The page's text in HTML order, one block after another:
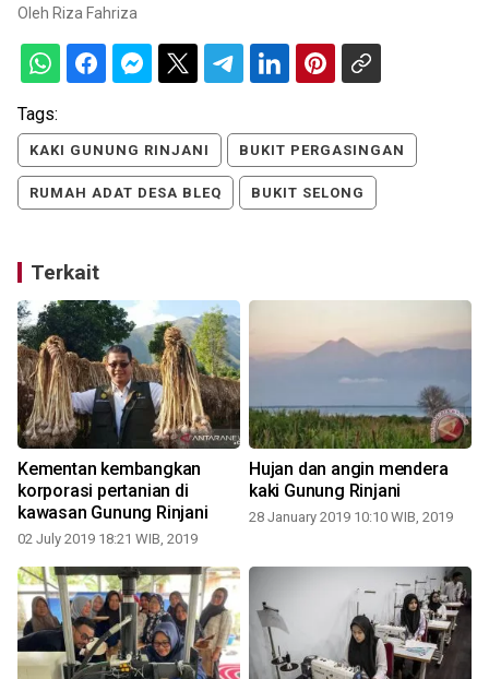
Oleh Riza Fahriza
Tags:
KAKI GUNUNG RINJANI BUKIT PERGASINGAN
RUMAH ADAT DESA BLEQ BUKIT SELONG
Terkait
Kementan kembangkan
korporasi pertanian di
kawasan Gunung Rinjani
02 July 2019 18:21 WIB, 2019
Hujan dan angin mendera
kaki Gunung Rinjani
28 January 2019 10:10 WIB, 2019